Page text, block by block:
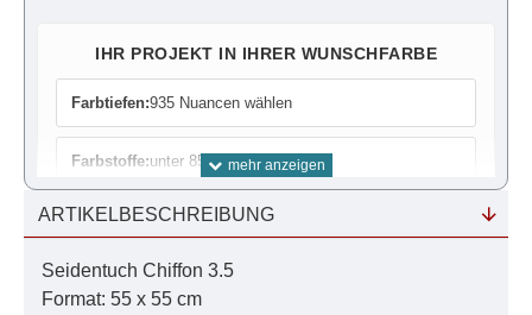
IHR PROJEKT IN IHRER WUNSCHFARBE
Farbtiefen:935 Nuancen wählen
Farbstoffe:unter 85 Farben wählen
Farbrechner:Bedarf ermitteln
Färbe-Anleitung:Schritt für Schritt
ARTIKELBESCHREIBUNG
Seidentuch Chiffon 3.5
Format: 55 x 55 cm